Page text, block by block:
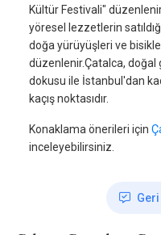
Kültür Festivali"
yöresel lezzetlerin
doğa yürüyüşleri ve
düzenlenir.Çatalca, doğal
dokusu ile İstanbul'dan
kaçış noktasıdır.
Konaklama önerileri için
inceleyebilirsiniz.